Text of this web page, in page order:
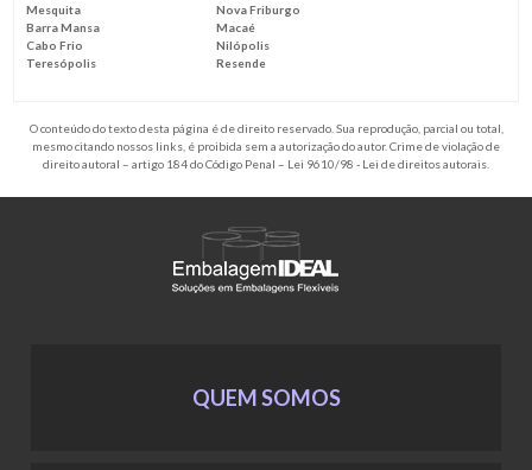
Mesquita
Nova Friburgo
Barra Mansa
Macaé
Cabo Frio
Nilópolis
Teresópolis
Resende
O conteúdo do texto desta página é de direito reservado. Sua reprodução, parcial ou total,
mesmo citando nossos links, é proibida sem a autorização do autor. Crime de violação de
direito autoral – artigo 184 do Código Penal – Lei 9610/98 - Lei de direitos autorais
QUEM SOMOS